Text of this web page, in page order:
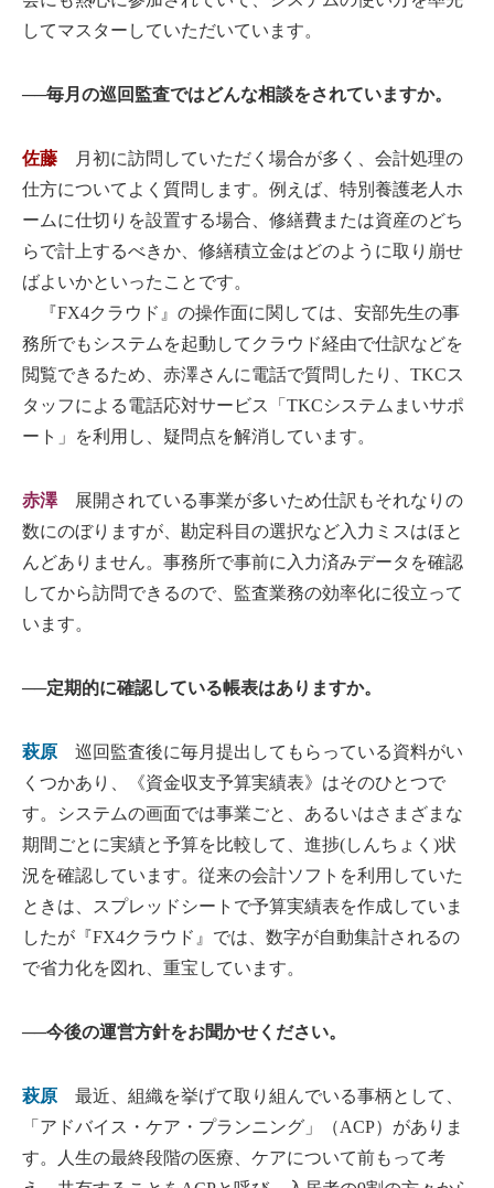
してマスターしていただいています。
──毎月の巡回監査ではどんな相談をされていますか。
佐藤 月初に訪問していただく場合が多く、会計処理の
仕方についてよく質問します。例えば、特別養護老人ホ
ームに仕切りを設置する場合、修繕費または資産のどち
らで計上するべきか、修繕積立金はどのように取り崩せ
ばよいかといったことです。
『FX4クラウド』の操作面に関しては、安部先生の事
務所でもシステムを起動してクラウド経由で仕訳などを
閲覧できるため、赤澤さんに電話で質問したり、TKCス
タッフによる電話応対サービス「TKCシステムまいサポ
ート」を利用し、疑問点を解消しています。
赤澤展開されている事業が多いため仕訳もそれなりの
数にのぼりますが、勘定科目の選択など入力ミスはほと
んどありません。事務所で事前に入力済みデータを確認
してから訪問できるので、監査業務の効率化に役立って
います。
──定期的に確認している帳表はありますか。
萩原 巡回監査後に毎月提出してもらっている資料がい
くつかあり、《資金収支予算実績表》はそのひとつで
す。システムの画面では事業ごと、あるいはさまざまな
期間ごとに実績と予算を比較して、進捗(しんちょく)状
況を確認しています。従来の会計ソフトを利用していた
ときは、スプレッドシートで予算実績表を作成していま
したが『FX4クラウド』では、数字が自動集計されるの
で省力化を図れ、重宝しています。
──今後の運営方針をお聞かせください。
萩原 最近、組織を挙げて取り組んでいる事柄として、
「アドバイス・ケア・プランニング」（ACP）がありま
す。人生の最終段階の医療、ケアについて前もって考